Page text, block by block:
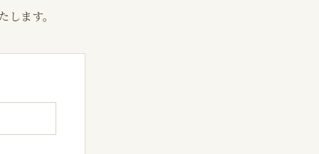
ます。